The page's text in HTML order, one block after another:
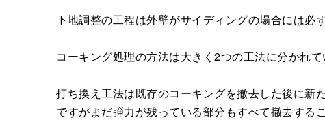
下地調整の工程は外壁がサイディングの場合には必
コーキング処理の方法は大きく2つの工法に分かれ
打ち換え工法は既存のコーキングを撤去した後に新
ですがまだ弾力が残っている部分もすべて撤去する